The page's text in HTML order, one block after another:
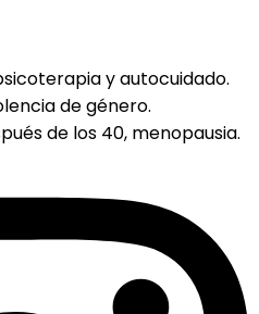
y autocuidado.
de género.
de los 40, menopausia.